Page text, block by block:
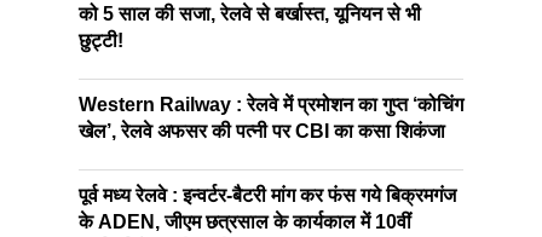
को 5 साल की सजा, रेलवे से बर्खास्त, यूनियन से भी
छुट्टी!
Western Railway : रेलवे में प्रमोशन का गुप्त ‘कोचिंग
खेल’, रेलवे अफसर की पत्नी पर CBI का कसा शिकंजा
पूर्व मध्य रेलवे : इन्वर्टर-बैटरी मांग कर फंस गये बिक्रमगंज
के ADEN, जीएम छत्रसाल के कार्यकाल में 10वीं